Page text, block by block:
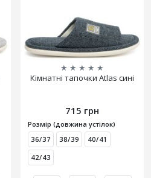
★ ★ ★ ★ ★
Кімнатні тапочки Atlas сині
715 грн
Розмір (довжина устілок)
36/37
38/39
40/41
42/43